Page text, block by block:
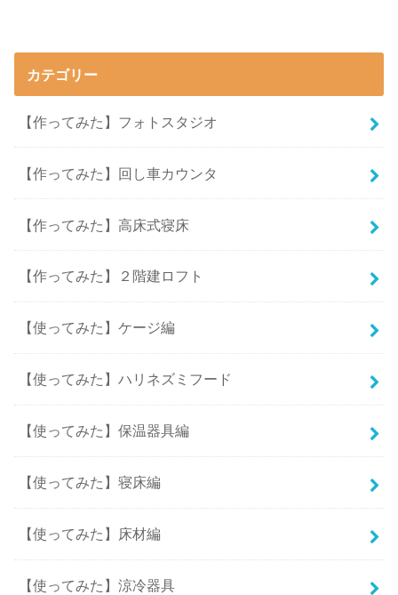
カテゴリー
【作ってみた】フォトスタジオ
【作ってみた】回し車カウンタ
【作ってみた】高床式寝床
【作ってみた】２階建ロフト
【使ってみた】ケージ編
【使ってみた】ハリネズミフード
【使ってみた】保温器具編
【使ってみた】寝床編
【使ってみた】床材編
【使ってみた】涼冷器具